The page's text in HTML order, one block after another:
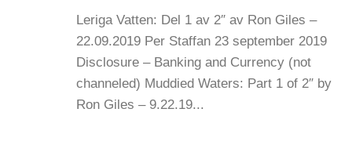
Leriga Vatten: Del 1 av 2″ av Ron Giles –
22.09.2019 Per Staffan 23 september 2019
Disclosure – Banking and Currency (not
channeled) Muddied Waters: Part 1 of 2″ by
Ron Giles – 9.22.19...